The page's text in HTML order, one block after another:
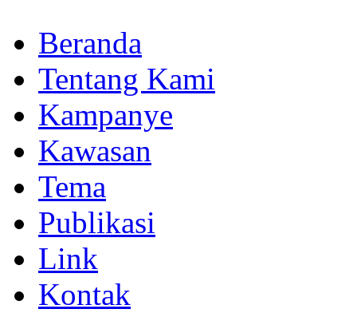
Beranda
Tentang Kami
Kampanye
Kawasan
Tema
Publikasi
Link
Kontak